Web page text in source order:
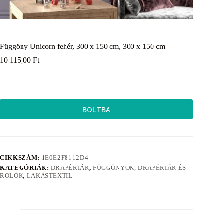
Függöny Unicorn fehér, 300 x 150 cm, 300 x 150 cm
10 115,00 Ft
BOLTBA
CIKKSZÁM: 1E0E2F8112D4
KATEGÓRIÁK: DRAPÉRIÁK, FÜGGÖNYÖK, DRAPÉRIÁK ÉS
ROLÓK, LAKÁSTEXTIL